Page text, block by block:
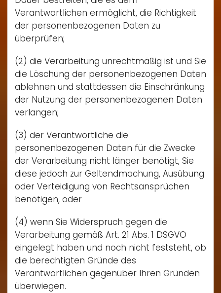
Verantwortlichen ermöglicht, die Richtigkeit
der personenbezogenen Daten zu
überprüfen;
(2) die Verarbeitung unrechtmäßig ist und Sie
die Löschung der personenbezogenen Daten
ablehnen und stattdessen die Einschränkung
der Nutzung der personenbezogenen Daten
verlangen;
(3) der Verantwortliche die
personenbezogenen Daten für die Zwecke
der Verarbeitung nicht länger benötigt, Sie
diese jedoch zur Geltendmachung, Ausübung
oder Verteidigung von Rechtsansprüchen
benötigen, oder
(4) wenn Sie Widerspruch gegen die
Verarbeitung gemäß Art. 21 Abs. 1 DSGVO
eingelegt haben und noch nicht feststeht, ob
die berechtigten Gründe des
Verantwortlichen gegenüber Ihren Gründen
überwiegen.